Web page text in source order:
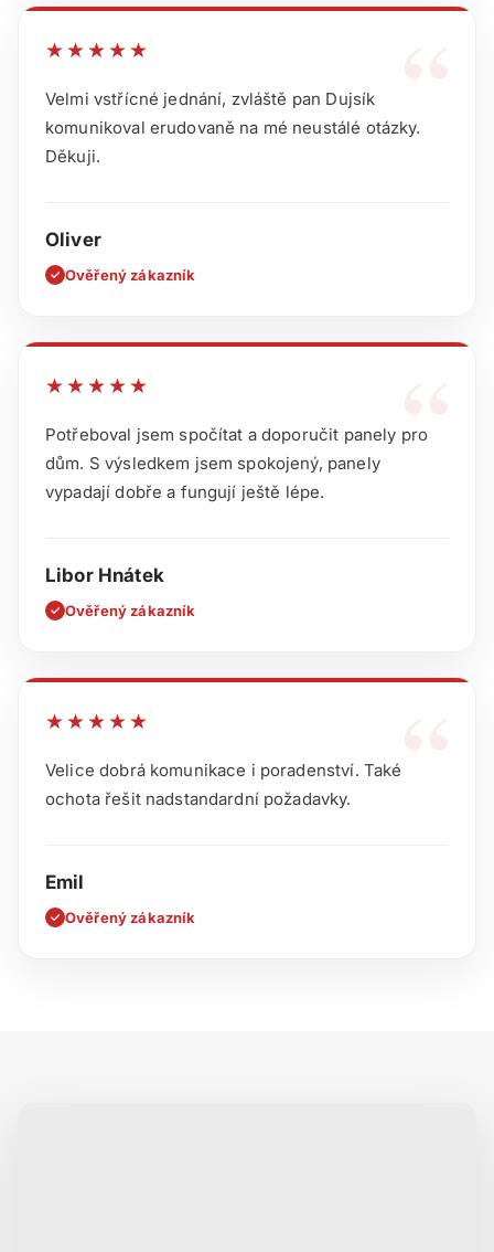
★★★★★
Velmi vstřícné jednání, zvláště pan Dujsík
komunikoval erudovaně na mé neustálé otázky.
Děkuji.
Oliver
✓ Ověřený zákazník
“
★★★★★
Potřeboval jsem spočítat a doporučit panely pro
dům. S výsledkem jsem spokojený, panely
vypadají dobře a fungují ještě lépe.
Libor Hnátek
✓ Ověřený zákazník
★★★★★
Velice dobrá komunikace i poradenství. Také
ochota řešit nadstandardní požadavky.
Emil
✓ Ověřený zákazník